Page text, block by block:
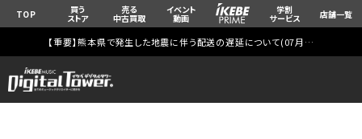
TOP 買う
ストア
売る
中古買取
イベント
動画
学割
サービス 店舗一覧
【重要】熊本県で発生した地震に伴う配送の遅延について(07月29日